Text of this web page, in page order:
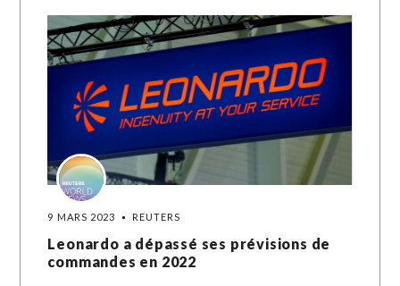
9 MARS 2023 REUTERS
Leonardo a dépassé ses prévisions de
commandes en 2022